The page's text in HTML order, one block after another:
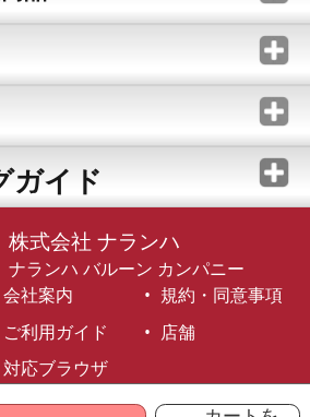
ガイド
株式会社 ナランハ
ナランハ バルーン カンパニー
会社案内
規約・同意事項
ご利用ガイド
店舗
対応ブラウザ
Inc. All Rights Reserved.